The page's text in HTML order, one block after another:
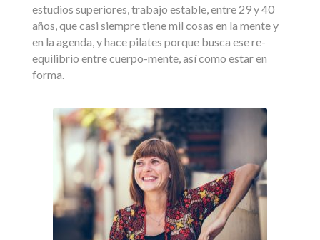
estudios superiores, trabajo estable, entre 29 y 40
años, que casi siempre tiene mil cosas en la mente y
en la agenda, y hace pilates porque busca ese re-
equilibrio entre cuerpo-mente, así como estar en
forma.